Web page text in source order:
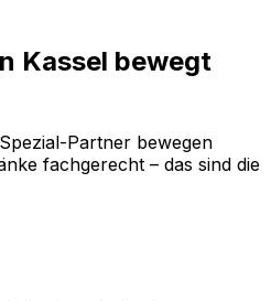
Kassel bewegt
Partner bewegen
fachgerecht – das sind die